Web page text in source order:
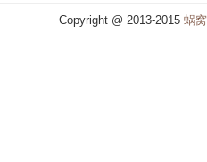
Copyright @ 2013-2015 蜗